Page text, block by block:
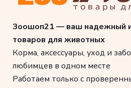
Зоошоп21 — ваш надежный
товаров для животных
Корма, аксессуары, уход и
любимцев в одном месте
Работаем только с